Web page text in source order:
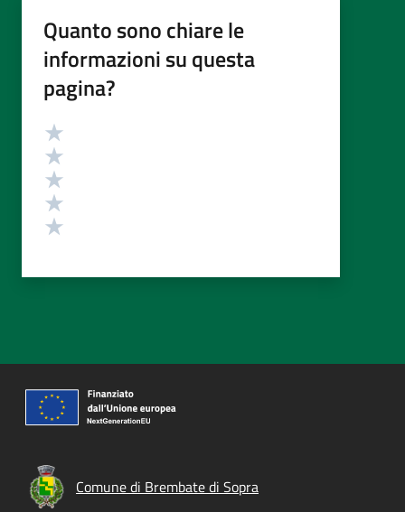
Quanto sono chiare le
informazioni su questa
pagina?
Valutazione
Comune di Brembate di Sopra